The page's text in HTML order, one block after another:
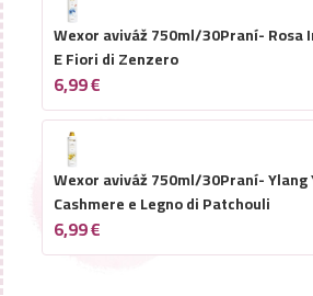
Wexor aviváž 750ml/30Praní- Rosa
E Fiori di Zenzero
6,99€
Wexor aviváž 750ml/30Praní- Ylang
Cashmere e Legno di Patchouli
6,99€